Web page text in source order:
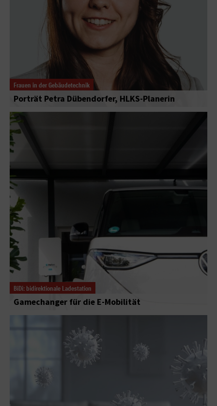
Frauen in der Gebäudetechnik
Porträt Petra Dübendorfer, HLKS-Planerin
BiDi: bidirektionale Ladestation
Gamechanger für die E-Mobilität